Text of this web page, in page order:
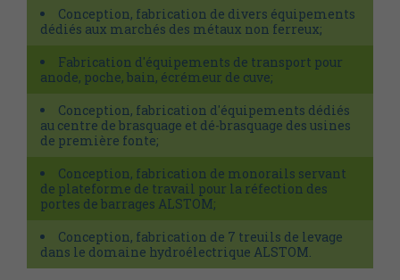
Conception, fabrication de divers équipements
dédiés aux marchés des métaux non ferreux;
Fabrication d'équipements de transport pour
anode, poche, bain, écrémeur de cuve;
Conception, fabrication d'équipements dédiés
au centre de brasquage et dé-brasquage des usines
de première fonte;
Conception, fabrication de monorails servant
de plateforme de travail pour la réfection des
portes de barrages ALSTOM;
Conception, fabrication de 7 treuils de levage
dans le domaine hydroélectrique ALSTOM.